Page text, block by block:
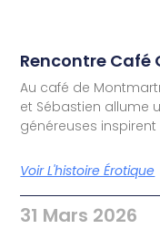
Rencontre Café
Au café de
et Sébastien allume
généreuses inspirent
Voir L'histoire Érotique
31 Mars 2026